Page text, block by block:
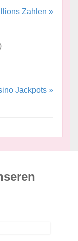
Zahlen »
Jackpots »